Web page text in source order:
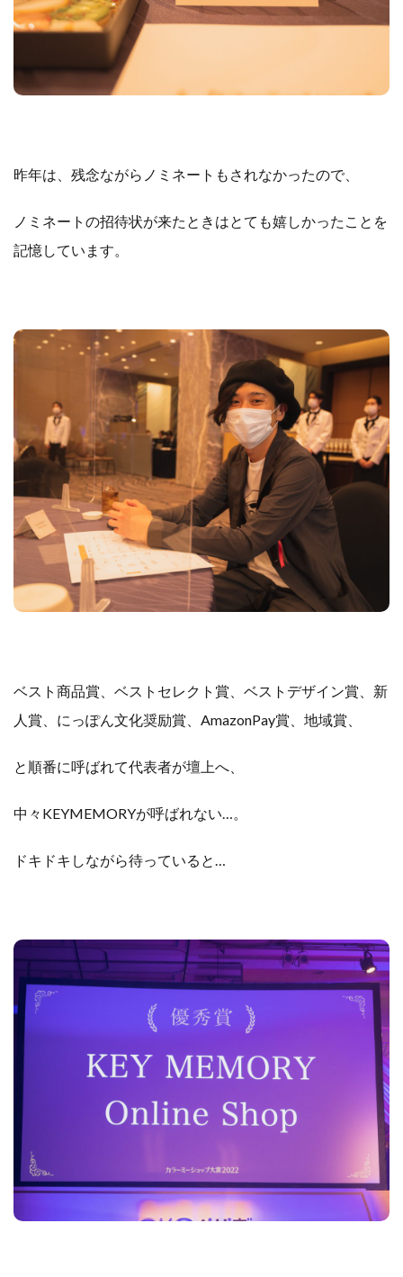
昨年は、残念ながらノミネートもされなかったので、
ノミネートの招待状が来たときはとても嬉しかったことを
記憶しています。
ベスト商品賞、ベストセレクト賞、ベストデザイン賞、新
人賞、にっぽん文化奨励賞、AmazonPay賞、地域賞、
と順番に呼ばれて代表者が壇上へ、
中々KEYMEMORYが呼ばれない…。
ドキドキしながら待っていると…